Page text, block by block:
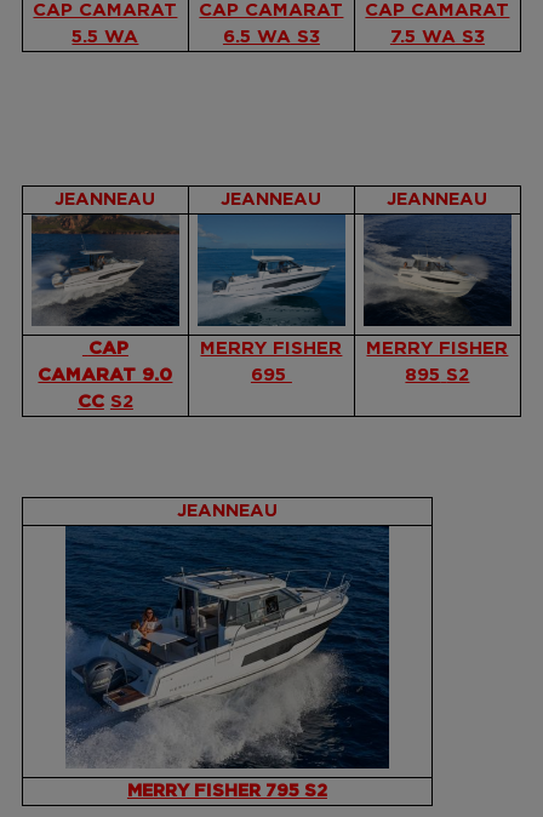
CAP CAMARAT
5.5 WA
CAP CAMARAT
6.5 WAS3
CAP CAMARAT
7.5 WAS3
JEANNEAU JEANNEAU JEANNEAU
CAP
CAMARAT 9.0
CC S2
MERRY FISHER
695
MERRY FISHER
895 S2
JEANNEAU
MERRY FISHER 795 S2